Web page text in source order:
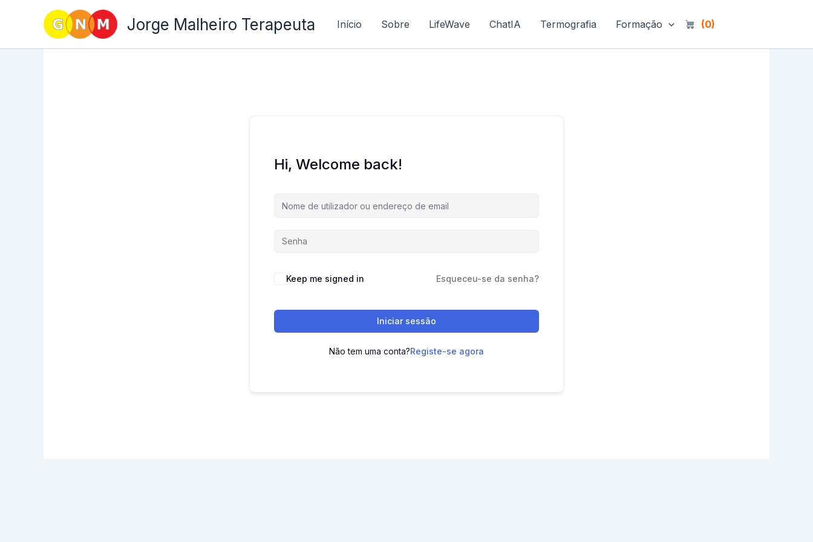
Jorge Malheiro Terapeuta Início Sobre LifeWave ChatIA Termografia Formação (0)
Hi, Welcome back!
Keep me signed in Esqueceu-se da senha?
Iniciar sessão
Não tem uma conta?Registe-se agora